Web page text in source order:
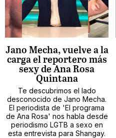
Jano Mecha, vuelve a la
carga el reportero más
sexy de Ana Rosa
Quintana
Te descubrimos el lado
desconocido de Jano Mecha.
El periodista de 'El programa
de Ana Rosa' nos habla desde
periodismo LGTB a sexo en
esta entrevista para Shangay.